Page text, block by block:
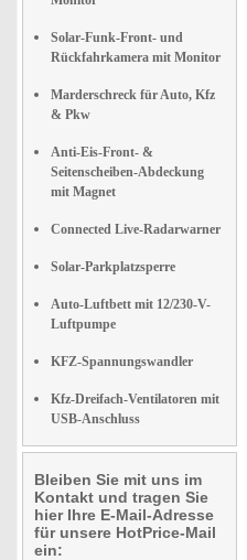
Solar-Funk-Front- und
Rückfahrkamera mit Monitor
Marderschreck für Auto, Kfz
& Pkw
Anti-Eis-Front- &
Seitenscheiben-Abdeckung
mit Magnet
Connected Live-Radarwarner
Solar-Parkplatzsperre
Auto-Luftbett mit 12/230-V-
Luftpumpe
KFZ-Spannungswandler
Kfz-Dreifach-Ventilatoren mit
USB-Anschluss
Bleiben Sie mit uns im
Kontakt und tragen Sie
hier Ihre E-Mail-Adresse
für unsere HotPrice-Mail
ein: